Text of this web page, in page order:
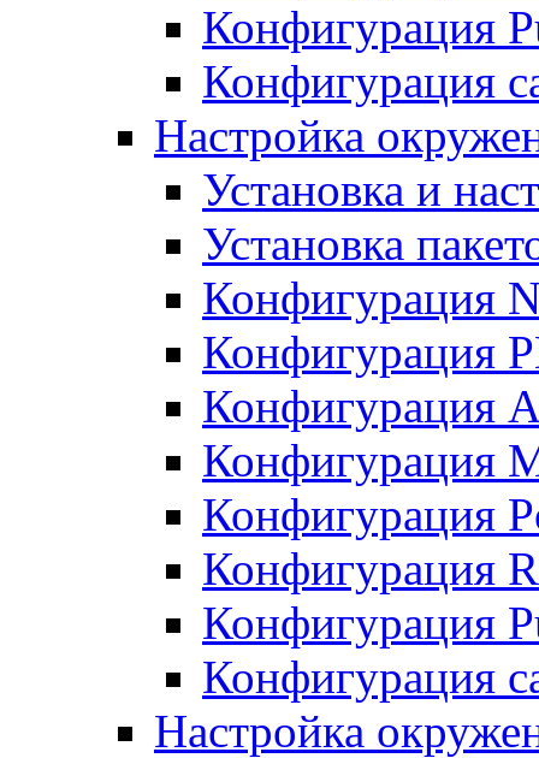
Конфигурация
Конфигурация
Настройка
Установка и
Установка
Конфигурация
Конфигурация
Конфигурация
Конфигурация
Конфигурация
Конфигурация
Конфигурация
Конфигурация
Настройка